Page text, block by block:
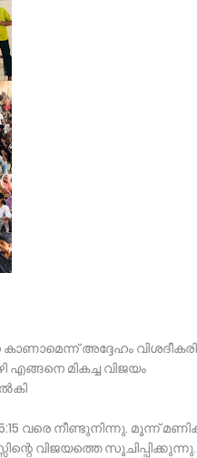
അദ്ദേഹം
മികച്ച വിജയം
വരെ നീണ്ടുനിന്നു. മൂന്ന്
വിജയത്തെ സൂചിപ്പിക്കുന്നു.